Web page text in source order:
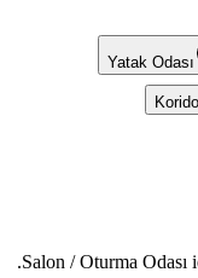
Yatak Odası
Salon / Oturma Odası